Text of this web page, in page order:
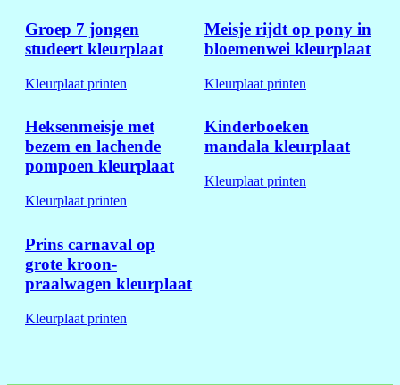
Groep 7 jongen
studeert kleurplaat
Kleurplaat printen
Meisje rijdt op pony in
bloemenwei kleurplaat
Kleurplaat printen
Heksenmeisje met
bezem en lachende
pompoen kleurplaat
Kleurplaat printen
Kinderboeken
mandala kleurplaat
Kleurplaat printen
Prins carnaval op
grote kroon-
praalwagen kleurplaat
Kleurplaat printen